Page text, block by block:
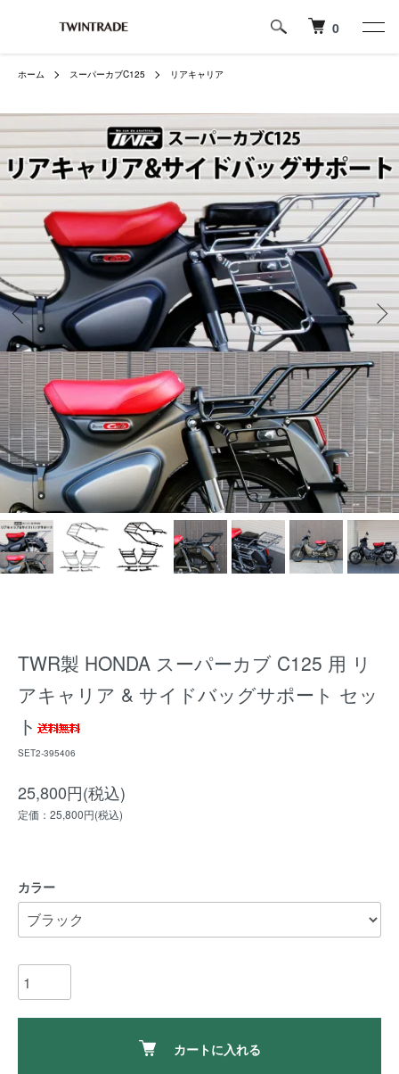
0
ホーム スーパーカブC125 リアキャリア
TWR製 HONDA スーパーカブ C125 用 リ
アキャリア & サイドバッグサポート セッ
ト
SET2-395406
25,800円(税込)
定価：25,800円(税込)
カラー
カートに入れる